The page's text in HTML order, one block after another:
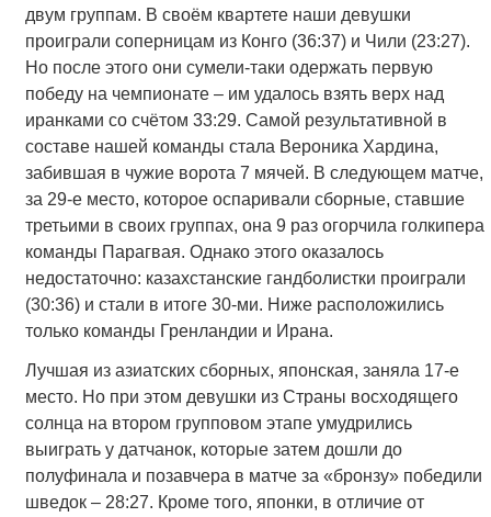
двум группам. В своём квартете наши девушки
проиграли соперницам из Конго (36:37) и Чили (23:27).
Но после этого они сумели-таки одержать первую
победу на чемпионате – им удалось взять верх над
иранками со счётом 33:29. Самой результативной в
составе нашей команды стала Вероника Хардина,
забившая в чужие ворота 7 мячей. В следующем матче,
за 29-е место, которое оспаривали сборные, ставшие
третьими в своих группах, она 9 раз огорчила голкипера
команды Парагвая. Однако этого оказалось
недостаточно: казахстанские гандболистки проиграли
(30:36) и стали в итоге 30-ми. Ниже расположились
только команды Гренландии и Ирана.
Лучшая из азиатских сборных, японская, заняла 17-е
место. Но при этом девушки из Страны восходящего
солнца на втором групповом этапе умудрились
выиграть у датчанок, которые затем дошли до
полуфинала и позавчера в матче за «бронзу» победили
шведок – 28:27. Кроме того, японки, в отличие от